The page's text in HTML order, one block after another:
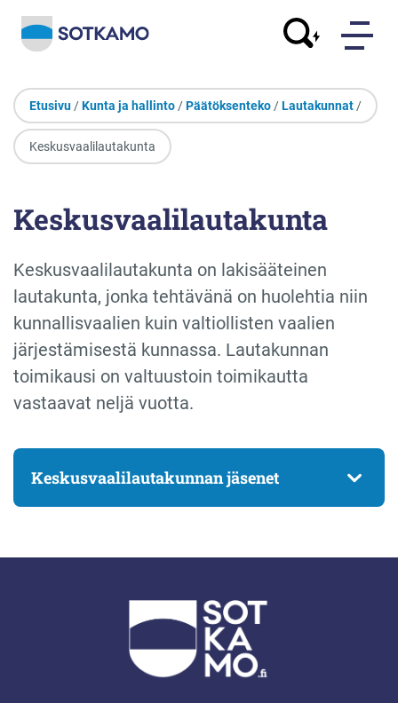
Etusivu /Kunta ja hallinto /Päätöksenteko /Lautakunnat /
Keskusvaalilautakunta
Keskusvaalilautakunta
Keskusvaalilautakunta on lakisääteinen
lautakunta, jonka tehtävänä on huolehtia niin
kunnallisvaalien kuin valtiollisten vaalien
järjestämisestä kunnassa. Lautakunnan
toimikausi on valtuustoin toimikautta
vastaavat neljä vuotta.
Keskusvaalilautakunnan jäsenet